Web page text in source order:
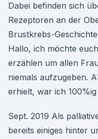
Dabei befinden sich
Rezeptoren an der
Brustkrebs-
Hallo, ich möchte
erzählen um allen
niemals aufzugeben.
erhielt, war ich 100%ig
Sept. 2019 Als
bereits einiges hinter